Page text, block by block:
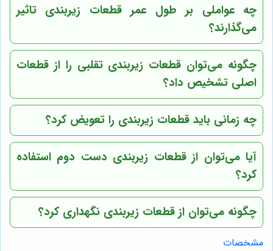
چه عواملی بر طول عمر قطعات زیربندی تاثیر
می‌گذارند؟
چگونه می‌توان قطعات زیربندی تقلبی را از قطعات
اصلی تشخیص داد؟
چه زمانی باید قطعات زیربندی را تعویض کرد؟
آیا می‌توان از قطعات زیربندی دست دوم استفاده
کرد؟
چگونه می‌توان از قطعات زیربندی نگهداری کرد؟
مشخصات